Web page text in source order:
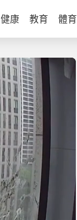
健康 教育 體育